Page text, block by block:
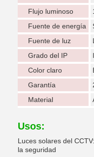
Flujo luminoso
Fuente de energía
Fuente de luz
Grado del IP
Color claro
Garantía
Material
Usos:
Luces solares del
la seguridad